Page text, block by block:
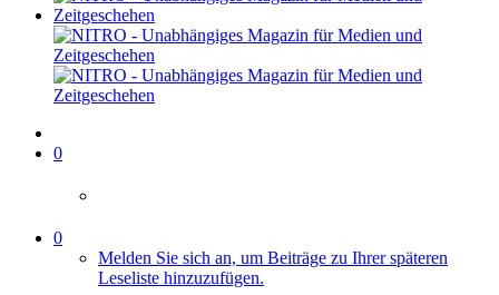
0
0
Melden Sie sich an, um Beiträge zu Ihrer späteren
Leseliste hinzuzufügen.